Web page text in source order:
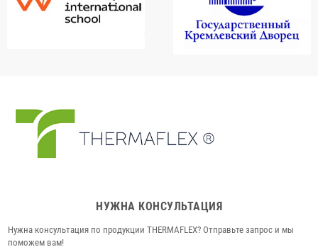
НУЖНА КОНСУЛЬТАЦИЯ
Нужна консультация по продукции THERMAFLEX? Отправьте запрос и мы
поможем вам!